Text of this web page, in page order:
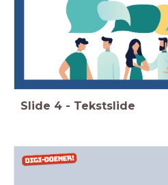
Slide 4 - Tekstslide